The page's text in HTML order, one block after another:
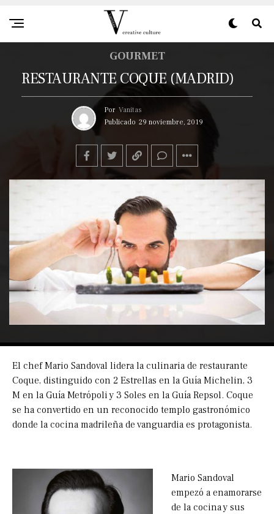
GOURMET
RESTAURANTE COQUE (MADRID)
Por Vanitas
Publicado 29 noviembre, 2019
El chef Mario Sandoval lidera la culinaria de restaurante
Coque, distinguido con 2 Estrellas en la Guía Michelin, 3
M en la Guía Metrópoli y 3 Soles en la Guía Repsol. Coque
se ha convertido en un reconocido templo gastronómico
donde la cocina madrileña de vanguardia es protagonista.
Mario Sandoval
empezó a enamorarse
de la cocina y sus